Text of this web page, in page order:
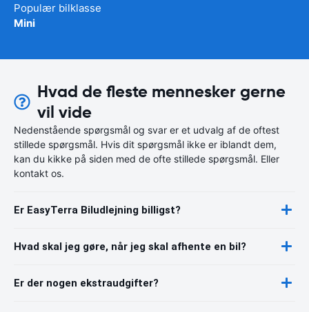
Populær bilklasse
Mini
Hvad de fleste mennesker gerne
vil vide
Nedenstående spørgsmål og svar er et udvalg af de oftest
stillede spørgsmål. Hvis dit spørgsmål ikke er iblandt dem,
kan du kikke på siden med de ofte stillede spørgsmål. Eller
kontakt os.
Er EasyTerra Biludlejning billigst?
Hvad skal jeg gøre, når jeg skal afhente en bil?
Er der nogen ekstraudgifter?